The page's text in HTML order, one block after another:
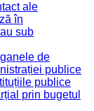
ale
în
sub
de
publice
publice
prin bugetul